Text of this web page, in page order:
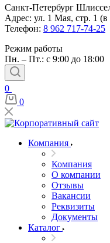
Санкт-Петербург
Адрес: ул. 1 Мая, стр. 1 (в
Телефон: 8 962 717-74-25
Режим работы
Пн. – Пт.: с 9:00 до 18:00
0
0
Компания
Компания
О компании
Отзывы
Вакансии
Реквизиты
Документы
Каталог